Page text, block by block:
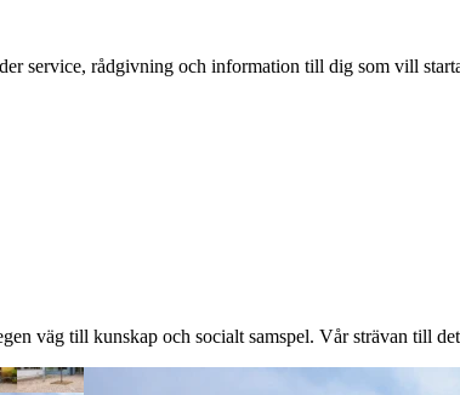
service, rådgivning och information till dig som vill
väg till kunskap och socialt samspel. Vår strävan till